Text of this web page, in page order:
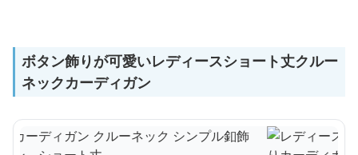
ボタン飾りが可愛いレディースショート丈クルー
ネックカーディガン